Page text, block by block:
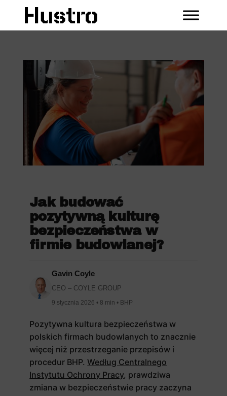
Jak budować
pozytywną kulturę
bezpieczeństwa w
firmie budowlanej?
Gavin Coyle
CEO – COYLE GROUP
9 stycznia 2026 • 8 min • BHP
Pozytywna kultura bezpieczeństwa w
polskich firmach budowlanych to znacznie
więcej niż przestrzeganie przepisów i
procedur BHP.Według Centralnego
Instytutu Ochrony Pracy, prawdziwa
zmiana w bezpieczeństwie pracy zaczyna